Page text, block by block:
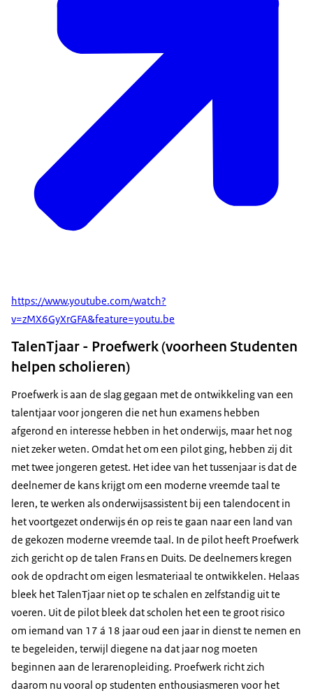
https://www.youtube.com/watch?
v=zMX6GyXrGFA&feature=youtu.be
TalenTjaar - Proefwerk (voorheen Studenten
helpen scholieren)
Proefwerk is aan de slag gegaan met de ontwikkeling van een
talentjaar voor jongeren die net hun examens hebben
afgerond en interesse hebben in het onderwijs, maar het nog
niet zeker weten. Omdat het om een pilot ging, hebben zij dit
met twee jongeren getest. Het idee van het tussenjaar is dat de
deelnemer de kans krijgt om een moderne vreemde taal te
leren, te werken als onderwijsassistent bij een talendocent in
het voortgezet onderwijs én op reis te gaan naar een land van
de gekozen moderne vreemde taal. In de pilot heeft Proefwerk
zich gericht op de talen Frans en Duits. De deelnemers kregen
ook de opdracht om eigen lesmateriaal te ontwikkelen. Helaas
bleek het TalenTjaar niet op te schalen en zelfstandig uit te
voeren. Uit de pilot bleek dat scholen het een te groot risico
om iemand van 17 á 18 jaar oud een jaar in dienst te nemen en
te begeleiden, terwijl diegene na dat jaar nog moeten
beginnen aan de lerarenopleiding. Proefwerk richt zich
daarom nu vooral op studenten enthousiasmeren voor het